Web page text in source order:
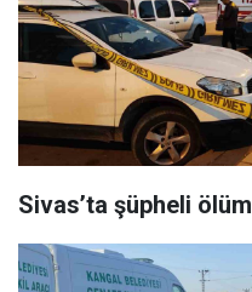
Sivas’ta şüpheli ölüm